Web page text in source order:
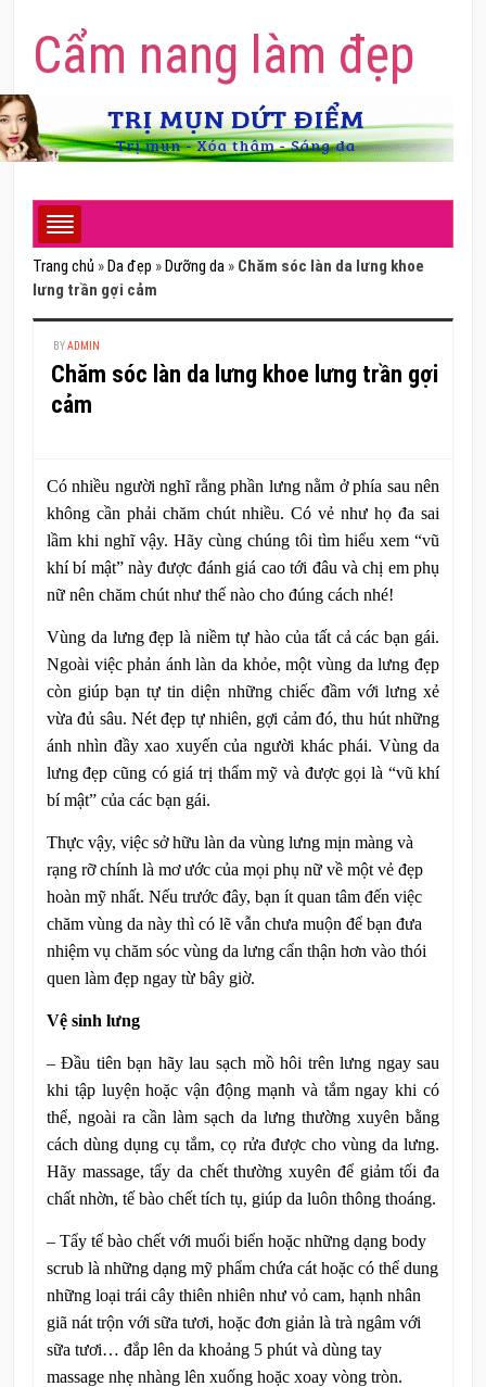
Cẩm nang làm đẹp
Trang chủ » Da đẹp » Dưỡng da » Chăm sóc làn da lưng khoe
lưng trần gợi cảm
BYADMIN
Chăm sóc làn da lưng khoe lưng trần gợi
cảm
Có nhiều người nghĩ rằng phần lưng nằm ở phía sau nên
không cần phải chăm chút nhiều. Có vẻ như họ đa sai
lầm khi nghĩ vậy. Hãy cùng chúng tôi tìm hiểu xem “vũ
khí bí mật” này được đánh giá cao tới đâu và chị em phụ
nữ nên chăm chút như thế nào cho đúng cách nhé!
Vùng da lưng đẹp là niềm tự hào của tất cả các bạn gái.
Ngoài việc phản ánh làn da khỏe, một vùng da lưng đẹp
còn giúp bạn tự tin diện những chiếc đầm với lưng xẻ
vừa đủ sâu. Nét đẹp tự nhiên, gợi cảm đó, thu hút những
ánh nhìn đầy xao xuyến của người khác phái. Vùng da
lưng đẹp cũng có giá trị thẩm mỹ và được gọi là “vũ khí
bí mật” của các bạn gái.
Thực vậy, việc sở hữu làn da vùng lưng mịn màng và
rạng rỡ chính là mơ ước của mọi phụ nữ về một vẻ đẹp
hoàn mỹ nhất. Nếu trước đây, bạn ít quan tâm đến việc
chăm vùng da này thì có lẽ vẫn chưa muộn để bạn đưa
nhiệm vụ chăm sóc vùng da lưng cẩn thận hơn vào thói
quen làm đẹp ngay từ bây giờ.
Vệ sinh lưng
– Đầu tiên bạn hãy lau sạch mồ hôi trên lưng ngay sau
khi tập luyện hoặc vận động mạnh và tắm ngay khi có
thể, ngoài ra cần làm sạch da lưng thường xuyên bằng
cách dùng dụng cụ tắm, cọ rửa được cho vùng da lưng.
Hãy massage, tẩy da chết thường xuyên để giảm tối đa
chất nhờn, tế bào chết tích tụ, giúp da luôn thông thoáng.
– Tẩy tế bào chết với muối biển hoặc những dạng body
scrub là những dạng mỹ phẩm chứa cát hoặc có thể dung
những loại trái cây thiên nhiên như vỏ cam, hạnh nhân
giã nát trộn với sữa tươi, hoặc đơn giản là trà ngâm với
sữa tươi… đắp lên da khoảng 5 phút và dùng tay
massage nhẹ nhàng lên xuống hoặc xoay vòng tròn.